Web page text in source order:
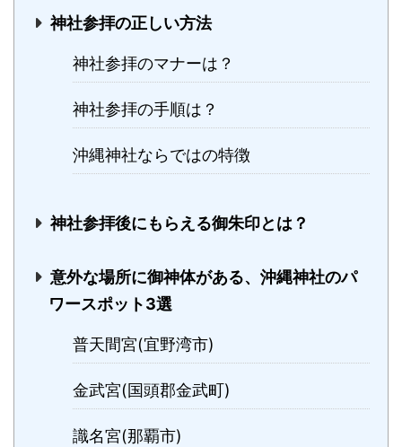
神社参拝の正しい方法
神社参拝のマナーは？
神社参拝の手順は？
沖縄神社ならではの特徴
神社参拝後にもらえる御朱印とは？
意外な場所に御神体がある、沖縄神社のパ
ワースポット3選
普天間宮(宜野湾市)
金武宮(国頭郡金武町)
識名宮(那覇市)